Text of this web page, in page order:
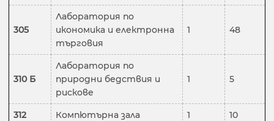
305
Лаборатория по
икономика и електронна
търговия
1 48
310 Б
Лаборатория по
природни бедствия и
рискове
1 5
312 Компютърна зала 1 10